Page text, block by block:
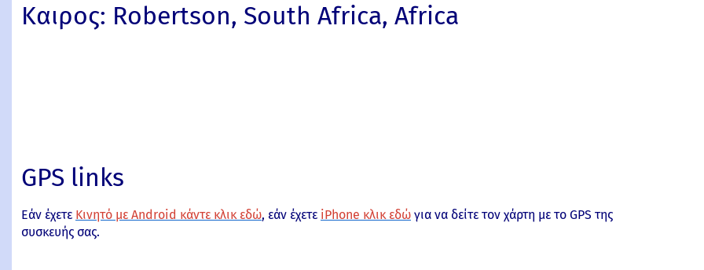
Καιρος: Robertson, South Africa, Africa
GPS links
Εάν έχετε Κινητό με Android κάντε κλικ εδώ, εάν έχετε iPhone κλικ εδώ για να δείτε τον χάρτη με το GPS της
συσκευής σας.